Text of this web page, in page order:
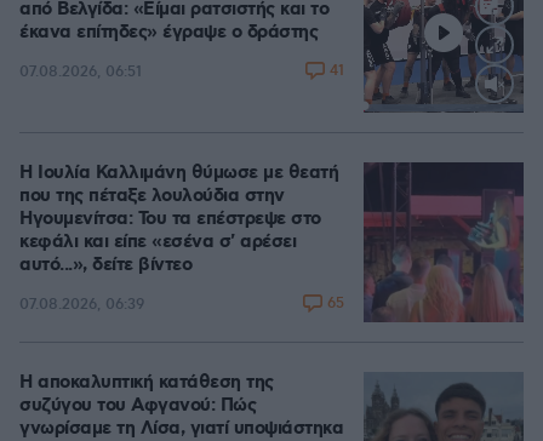
Loaded
από Βελγίδα: «Είμαι ρατσιστής και το
έκανα επίτηδες» έγραψε ο δράστης
07.08.2026, 06:51 41
Η Ιουλία Καλλιμάνη θύμωσε με θεατή
που της πέταξε λουλούδια στην
Ηγουμενίτσα: Του τα επέστρεψε στο
κεφάλι και είπε «εσένα σ' αρέσει
αυτό...», δείτε βίντεο
07.08.2026, 06:39 65
Η αποκαλυπτική κατάθεση της
συζύγου του Αφγανού: Πώς
γνωρίσαμε τη Λίσα, γιατί υποψιάστηκα